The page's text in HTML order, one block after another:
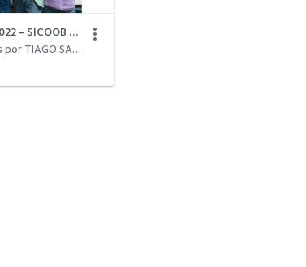
RELATÓRIO ANUAL 2022 - SICOOB COSTA DO DESCOBRIMENTO
Modificado há 3 Anos por TIAGO SANTOS TAMANDARÉ.